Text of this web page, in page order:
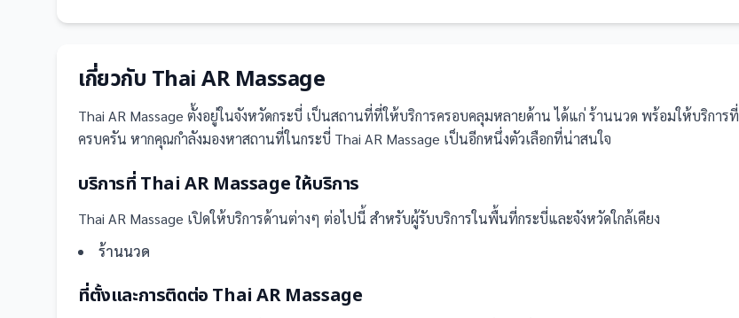
เกี่ยวกับ Thai AR Massage
Thai AR Massage ตั้งอยู่ในจังหวัดกระบี่ เป็นสถานที่ที่ให้บริการครอบคลุมหลายด้าน ได้แก่ ร้านนวด พร้อมให้บริการที่
ครบครัน หากคุณกำลังมองหาสถานที่ในกระบี่ Thai AR Massage เป็นอีกหนึ่งตัวเลือกที่น่าสนใจ
บริการที่ Thai AR Massage ให้บริการ
Thai AR Massage เปิดให้บริการด้านต่างๆ ต่อไปนี้ สำหรับผู้รับบริการในพื้นที่กระบี่และจังหวัดใกล้เคียง
ร้านนวด
ที่ตั้งและการติดต่อ Thai AR Massage